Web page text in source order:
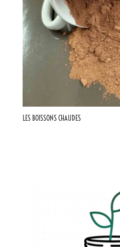
LES BOISSONS CHAUDES